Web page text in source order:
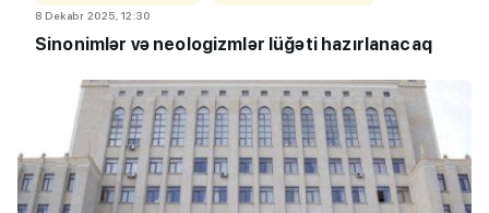
8 Dekabr 2025, 12:30
Sinonimlər və neologizmlər lüğəti hazırlanacaq